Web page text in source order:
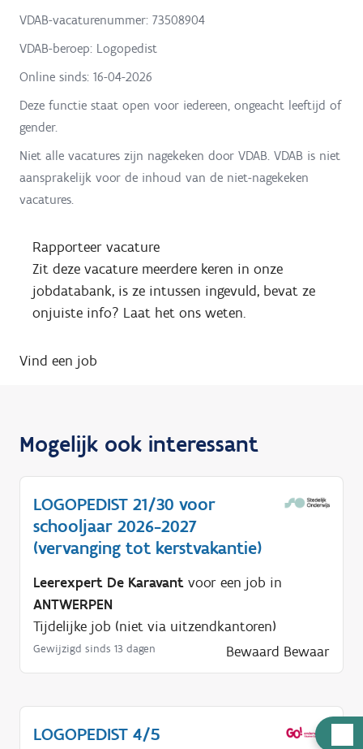
VDAB-vacaturenummer: 73508904
VDAB-beroep: Logopedist
Online sinds: 16-04-2026
Deze functie staat open voor iedereen, ongeacht leeftijd of
gender.
Niet alle vacatures zijn nagekeken door VDAB. VDAB is niet
aansprakelijk voor de inhoud van de niet-nagekeken
vacatures.
Rapporteer vacature
Zit deze vacature meerdere keren in onze
jobdatabank, is ze intussen ingevuld, bevat ze
onjuiste info? Laat het ons weten.
Vind een job
Mogelijk ook interessant
LOGOPEDIST 21/30 voor
schooljaar 2026-2027
(vervanging tot kerstvakantie)
Leerexpert De Karavant voor een job in
ANTWERPEN
Tijdelijke job (niet via uitzendkantoren)
Gewijzigd sinds 13 dagen Bewaard Bewaar
LOGOPEDIST 4/5